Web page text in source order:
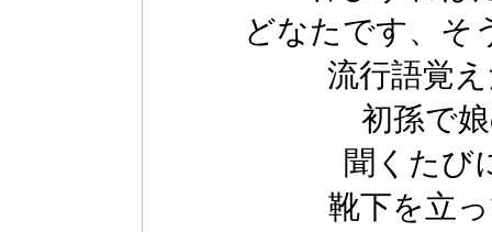
どなたです、そ
流行語覚
初孫で
聞くたび
靴下を立